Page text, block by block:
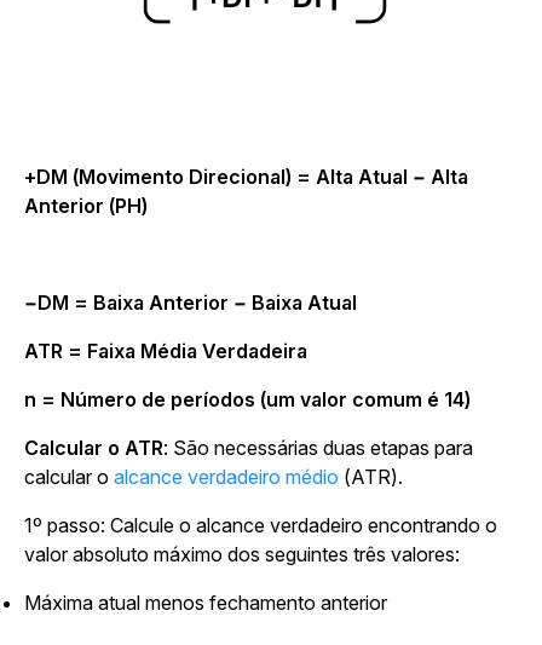
+DM (Movimento Direcional) = Alta Atual − Alta
Anterior (PH)
−DM = Baixa Anterior − Baixa Atual
ATR = Faixa Média Verdadeira
n = Número de períodos (um valor comum é 14)
Calcular o ATR: São necessárias duas etapas para
calcular o alcance verdadeiro médio (ATR).
1º passo: Calcule o alcance verdadeiro encontrando o
valor absoluto máximo dos seguintes três valores:
Máxima atual menos fechamento anterior